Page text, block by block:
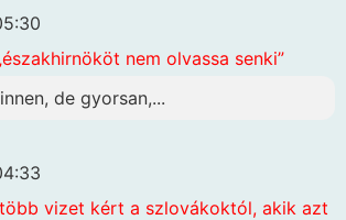
nem olvassa senki”
de gyorsan,...
vizet kért a szlovákoktól, akik azt